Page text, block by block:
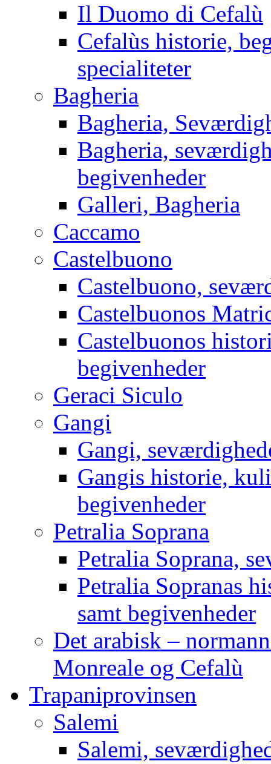
Il Duomo di Cefalù
Cefalùs historie,
specialiteter
Bagheria
Bagheria,
Bagheria,
begivenheder
Galleri, Bagheria
Caccamo
Castelbuono
Castelbuono,
Castelbuonos
Castelbuonos
begivenheder
Geraci Siculo
Gangi
Gangi,
Gangis historie,
begivenheder
Petralia Soprana
Petralia Soprana,
Petralia Sopranas
samt begivenheder
Det arabisk –
Monreale og Cefalù
Trapaniprovinsen
Salemi
Salemi,